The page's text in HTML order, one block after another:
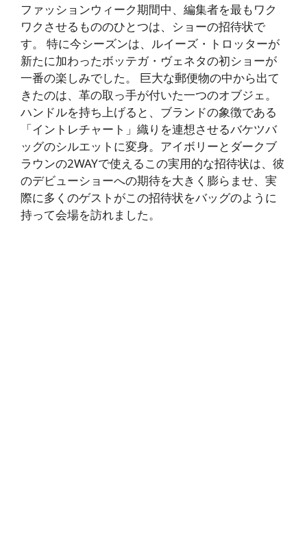
ファッションウィーク期間中、編集者を最もワク
ワクさせるもののひとつは、ショーの招待状で
す。 特に今シーズンは、ルイーズ・トロッターが
新たに加わったボッテガ・ヴェネタの初ショーが
一番の楽しみでした。 巨大な郵便物の中から出て
きたのは、革の取っ手が付いた一つのオブジェ。
ハンドルを持ち上げると、ブランドの象徴である
「イントレチャート」織りを連想させるバケツバ
ッグのシルエットに変身。アイボリーとダークブ
ラウンの2WAYで使えるこの実用的な招待状は、彼
のデビューショーへの期待を大きく膨らませ、実
際に多くのゲストがこの招待状をバッグのように
持って会場を訪れました。